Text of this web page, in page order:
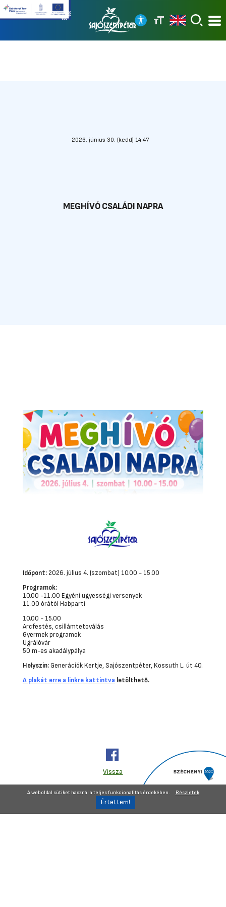
2026. június 30. (kedd) 14:47
MEGHÍVÓ CSALÁDI NAPRA
Időpont:2026. július 4. (szombat) 10.00 - 15.00
Programok:
10.00 -11.00 Egyéni ügyességi versenyek
11.00 órától Habparti
10.00 - 15.00
Arcfestés, csillámtetoválás
Gyermek programok
Ugrálóvár
50 m-es akadálypálya
Helyszín:Generációk Kertje, Sajószentpéter, Kossuth L. út 40.
A plakát erre a linkre kattintva letölthető.
Vissza
A weboldal sütiket használ a teljes funkcionalitás érdekében. Részletek